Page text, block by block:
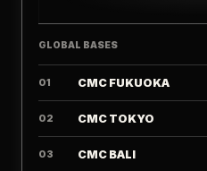
GLOBAL BASES
01 CMC FUKUOKA
02 CMC TOKYO
03 CMC BALI